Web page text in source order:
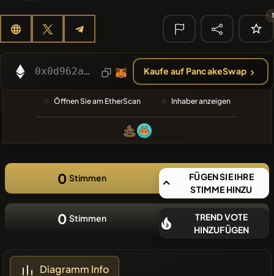
Heap of hay HAY
#556
KÜRZLICHE
SUCHE
❌Keine
Münzen
1
0x0d962a1a2a27b402e4d84772dea65ac8592eb6bf Kaufe auf PancakeSwap
Öffnen Sie am EtherScan Inhaber anzeigen
0 Stimmen
FÜGEN SIE IHRE
STIMME HINZU
0 Stimmen
TREND VOTE
HINZUFÜGEN
Diagramm Info